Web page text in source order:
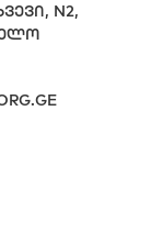
N2,